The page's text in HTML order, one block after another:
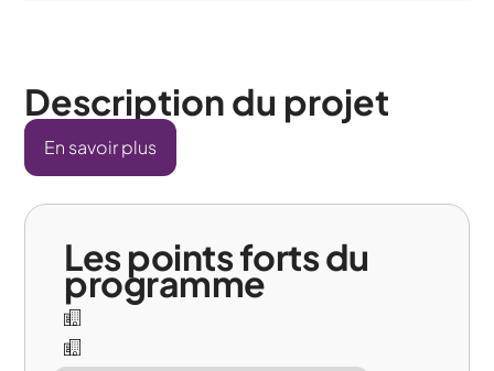
Description du projet
En savoir plus
Les points forts du
programme